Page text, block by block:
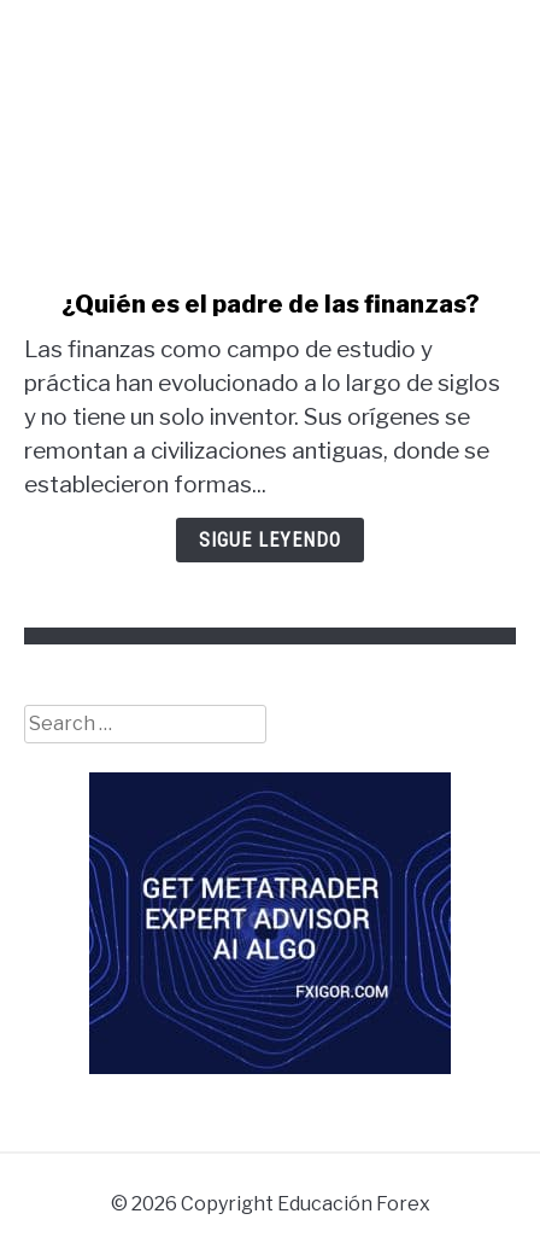
¿Quién
es
el
las
¿Quién es el padre de las finanzas?
Las finanzas como campo de estudio y
práctica han evolucionado a lo largo de siglos
y no tiene un solo inventor. Sus orígenes se
remontan a civilizaciones antiguas, donde se
establecieron formas...
SIGUE LEYENDO
Search
for:
© 2026 Copyright Educación Forex